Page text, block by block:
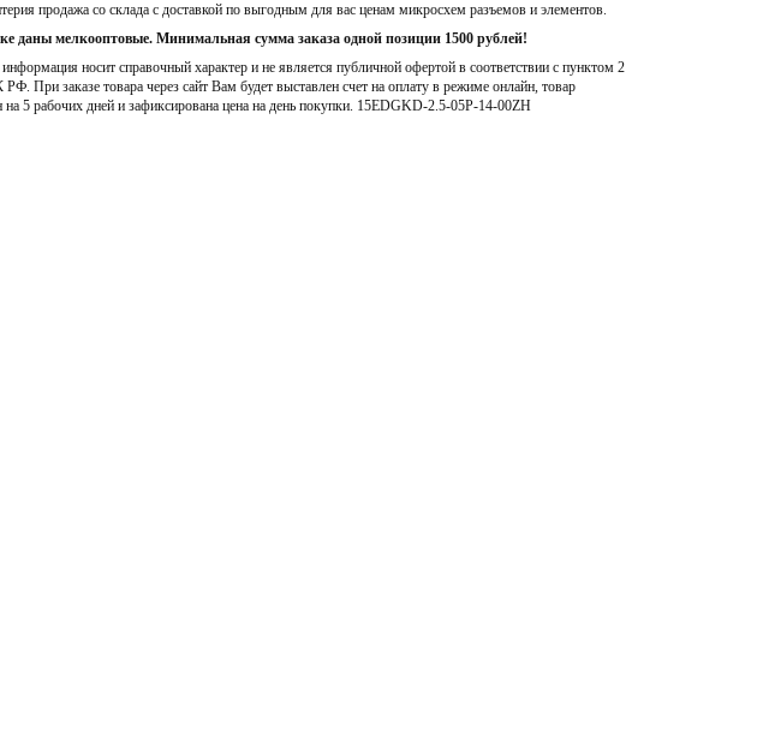
продажа со склада с доставкой по выгодным для вас ценам микросхем разъемов и элементов.
даны мелкооптовые. Минимальная сумма заказа одной позиции 1500 рублей!
носит справочный характер и не является публичной офертой в соответствии с пунктом 2
РФ. При заказе товара через сайт Вам будет выставлен счет на оплату в режиме онлайн, товар
на 5 рабочих дней и зафиксирована цена на день покупки. 15EDGKD-2.5-05P-14-00ZH